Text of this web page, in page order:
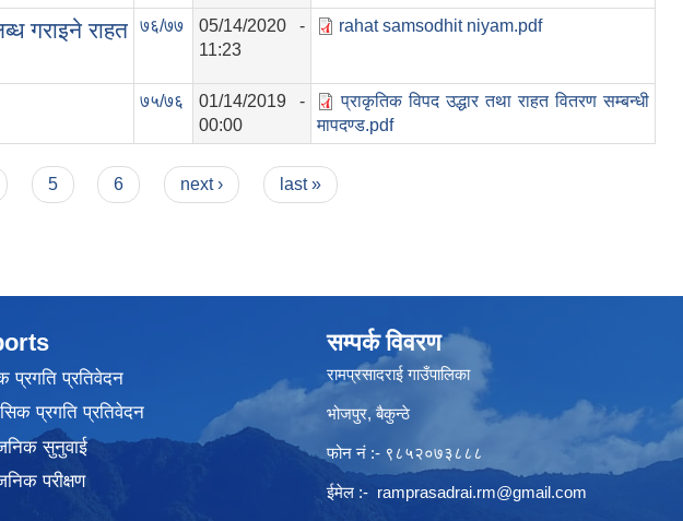
गराइने राहत
७६/७७
05/14/2020 -
11:23
rahat samsodhit niyam.pdf
७५/७६
01/14/2019 -
00:00
प्राकृतिक विपद उद्धार तथा राहत वितरण सम्बन्धी
मापदण्ड.pdf
5 6 next › last »
प्रगति प्रतिवेदन
प्रगति प्रतिवेदन
सुनुवाई
परीक्षण
सम्पर्क विवरण
रामप्रसादराई गाउँपालिका
भोजपुर, बैकुन्ठे
फोन नं :- ९८५२०७३८८८
ईमेल :- ramprasadrai.rm@gmail.com